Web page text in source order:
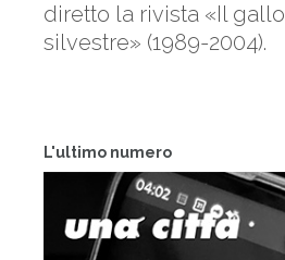
L'ultimo numero
diretto la rivista «Il gallo
silvestre» (1989-2004).